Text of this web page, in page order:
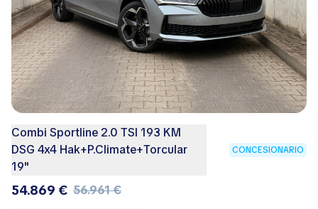
Combi Sportline 2.0 TSI 193 KM
DSG 4x4 Hak+P.Climate+Torcular
19"
CONCESIONARIO
54.869 € 56.961 €